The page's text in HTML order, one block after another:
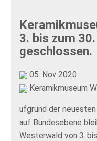
3. bis zum
geschlossen.
05. Nov 2020
Keramikmuseum
ufgrund der
auf Bundesebene
Westerwald von 3.